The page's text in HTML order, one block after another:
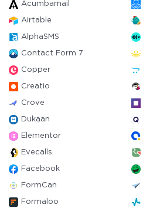
Acumbamail
Airtable
AlphaSMS
Contact Form 7
Copper
Creatio
Crove
Dukaan
Elementor
Evecalls
Facebook
FormCan
Formaloo